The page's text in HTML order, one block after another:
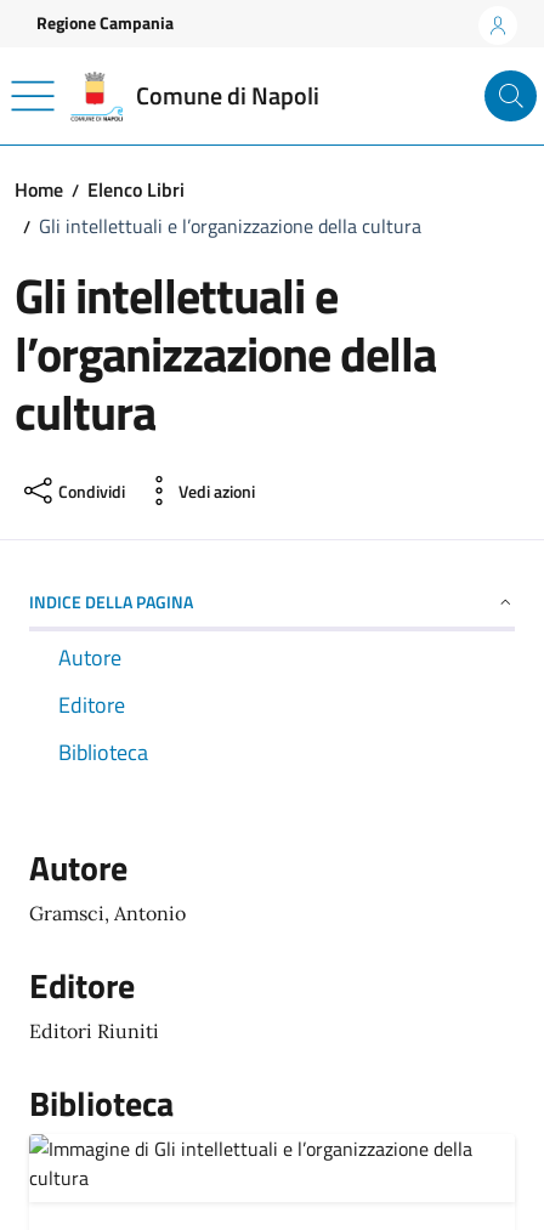
Vai ai contenuti
Vai al footer
Regione Campania
Comune di Napoli
Home
Elenco Libri
Gli intellettuali e l’organizzazione della cultura
Gli intellettuali e
l’organizzazione della
cultura
Condividi Vedi azioni
INDICE DELLA PAGINA
Autore
Editore
Biblioteca
Autore
Gramsci, Antonio
Editore
Editori Riuniti
Biblioteca